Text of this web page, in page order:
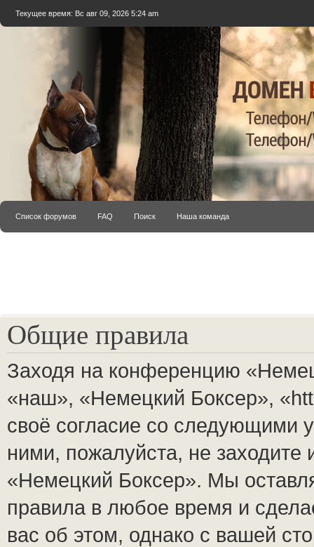
Текущее время: Вс авг 09, 2026 5:24 am
Список форумов FAQ Поиск Наша команда
Общие правила
Заходя на конференцию
«наш», «Немецкий Боксер»,
своё согласие со следующими
ними, пожалуйста, не
«Немецкий Боксер». Мы
правила в любое время и
вас об этом, однако с вашей